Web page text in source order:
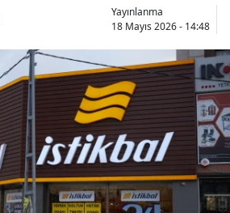
Yayınlanma
18 Mayıs 2026 - 14:48